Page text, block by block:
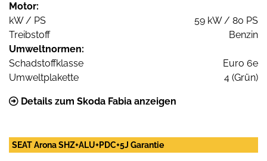
Motor:
kW / PS
59 kW / 80 PS
Treibstoff
Benzin
Umweltnormen:
Schadstoffklasse
Euro 6e
Umweltplakette
4 (Grün)
Details zum Skoda Fabia anzeigen
SEAT Arona SHZ+ALU+PDC+5J Garantie